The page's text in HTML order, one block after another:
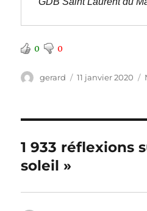
0 0
Auteur
gerard
Publié
11 janvier 2020
1 933 réflexions
soleil »